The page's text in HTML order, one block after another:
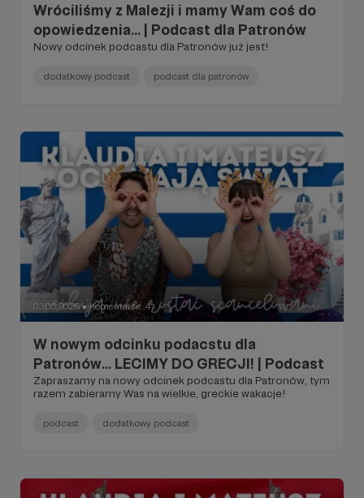
Wróciliśmy z Malezji i mamy Wam coś do
opowiedzenia... | Podcast dla Patronów
Nowy odcinek podcastu dla Patronów już jest!
dodatkowy podcast podcast dla patronów
03.05.2026 ● Komentarze: 4
W nowym odcinku podacstu dla
Patronów... LECIMY DO GRECJI! | Podcast
Zapraszamy na nowy odcinek podcastu dla Patronów, tym
razem zabieramy Was na wielkie, greckie wakacje!
podcast dodatkowy podcast